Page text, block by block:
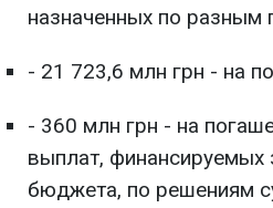
назначенных по
- 21 723,6 млн грн - на
- 360 млн грн - на
выплат, финансируемых
бюджета, по решениям